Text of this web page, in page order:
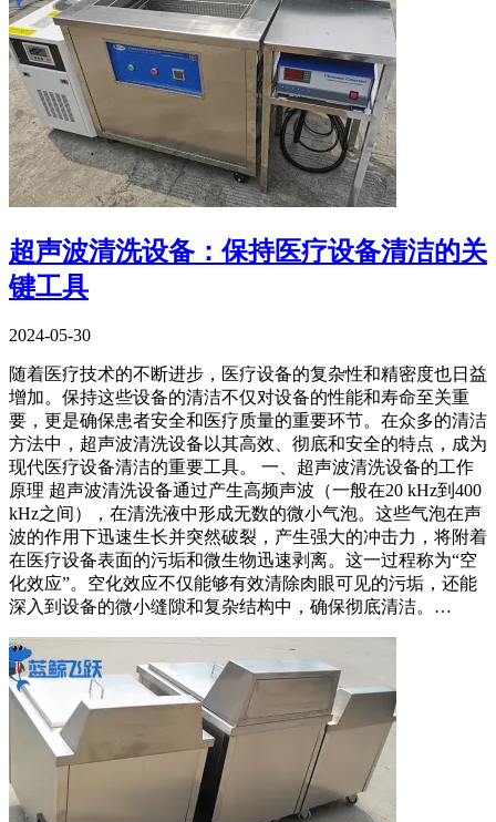
超声波清洗设备：保持医疗设备清洁的关
键工具
2024-05-30
随着医疗技术的不断进步，医疗设备的复杂性和精密度也日益
增加。保持这些设备的清洁不仅对设备的性能和寿命至关重
要，更是确保患者安全和医疗质量的重要环节。在众多的清洁
方法中，超声波清洗设备以其高效、彻底和安全的特点，成为
现代医疗设备清洁的重要工具。 一、超声波清洗设备的工作
原理 超声波清洗设备通过产生高频声波（一般在20 kHz到400
kHz之间），在清洗液中形成无数的微小气泡。这些气泡在声
波的作用下迅速生长并突然破裂，产生强大的冲击力，将附着
在医疗设备表面的污垢和微生物迅速剥离。这一过程称为“空
化效应”。空化效应不仅能够有效清除肉眼可见的污垢，还能
深入到设备的微小缝隙和复杂结构中，确保彻底清洁。…